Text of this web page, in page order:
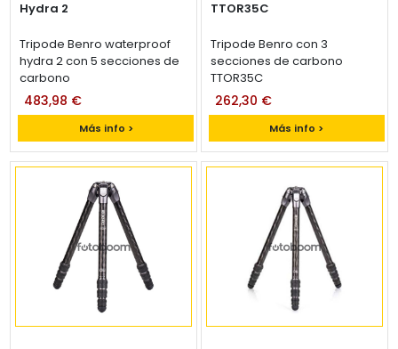
Hydra 2
Tripode Benro waterproof
hydra 2 con 5 secciones de
carbono
Más info >
483,98 €
TTOR35C
Tripode Benro con 3
secciones de carbono
TTOR35C
Más info >
262,30 €